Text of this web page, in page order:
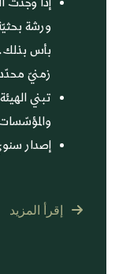
ورشة
بأس بذلك.
زمنيّ
تبني
والمؤسّسات
إصدار
إقرأ المزيد